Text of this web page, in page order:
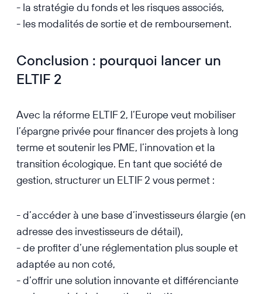
- la stratégie du fonds et les risques associés,
- les modalités de sortie et de remboursement.
Conclusion : pourquoi lancer un
ELTIF 2
Avec la réforme ELTIF 2, l’Europe veut mobiliser
l’épargne privée pour financer des projets à long
terme et soutenir les PME, l’innovation et la
transition écologique. En tant que société de
gestion, structurer un ELTIF 2 vous permet :
- d’accéder à une base d’investisseurs élargie (en
adresse des investisseurs de détail),
- de profiter d’une réglementation plus souple et
adaptée au non coté,
- d’offrir une solution innovante et différenciante